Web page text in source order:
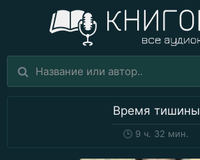
Время тишины
🕒 9 ч. 32 мин.